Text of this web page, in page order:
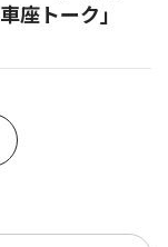
座トーク」